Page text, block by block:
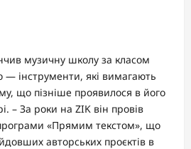
музичну школу за класом
— інструменти, які вимагають
що пізніше проявилося в його
– За роки на ZIK він провів
«Прямим текстом», що
авторських проєктів в